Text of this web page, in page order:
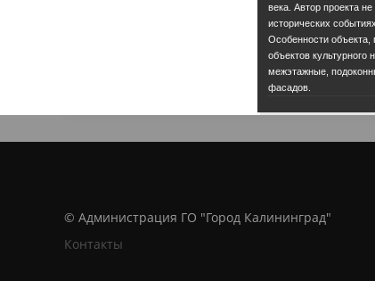
© Администрация ГО "Город Калининград"
Контакты
века. Автор проекта
исторических
Особенности объекта,
объектов культурного
межэтажные,
фасадов.